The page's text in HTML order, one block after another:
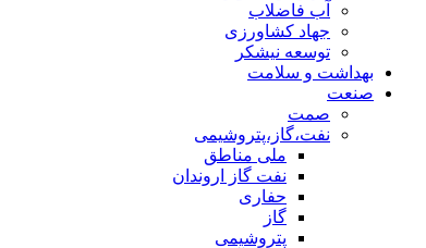
آب فاضلاب
جهاد کشاورزی
توسعه نیشکر
بهداشت و سلامت
صنعت
صمت
نفت،گاز،پتروشیمی
ملی مناطق
نفت گاز اروندان
حفاری
گاز
پتروشیمی